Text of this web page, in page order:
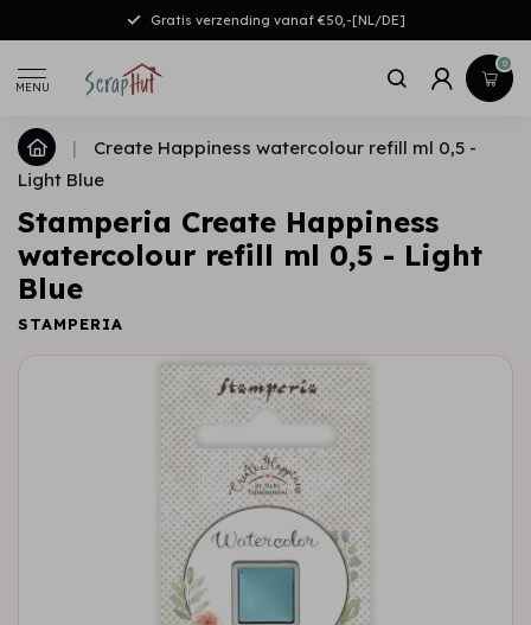
Gratis verzending vanaf €50,-[NL/DE]
MENU
0
|
Create Happiness watercolour refill ml 0,5 -
Light Blue
Stamperia Create Happiness
watercolour refill ml 0,5 - Light
Blue
STAMPERIA